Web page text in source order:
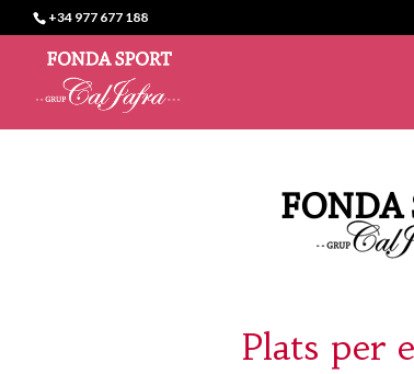
+34 977 677 188
Plats per